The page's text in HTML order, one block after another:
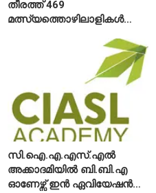
തീരത്ത് 469
മത്സ്യത്തൊഴിലാളികൾ
കാണാതായി, 47,773 പേരെ
സി.ഐ.എ.എസ്.എൽ
അക്കാദമിയിൽ ബി.ബി.എ
ഓണേഴ്സ് ഇൻ ഏവിയേഷൻ